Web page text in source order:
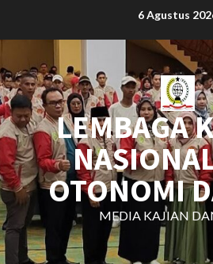
6 Agustus
LEMBAGA
OTONOMI
MEDIA KAJIAN